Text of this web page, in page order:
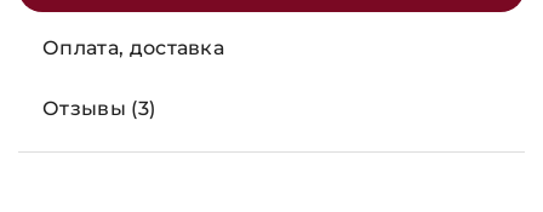
Оплата, доставка
Отзывы (3)